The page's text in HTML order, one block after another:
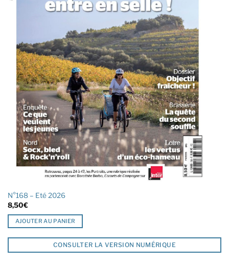
N°168 – Eté 2026
8,50€
AJOUTER AU PANIER
CONSULTER LA VERSION NUMÉRIQUE